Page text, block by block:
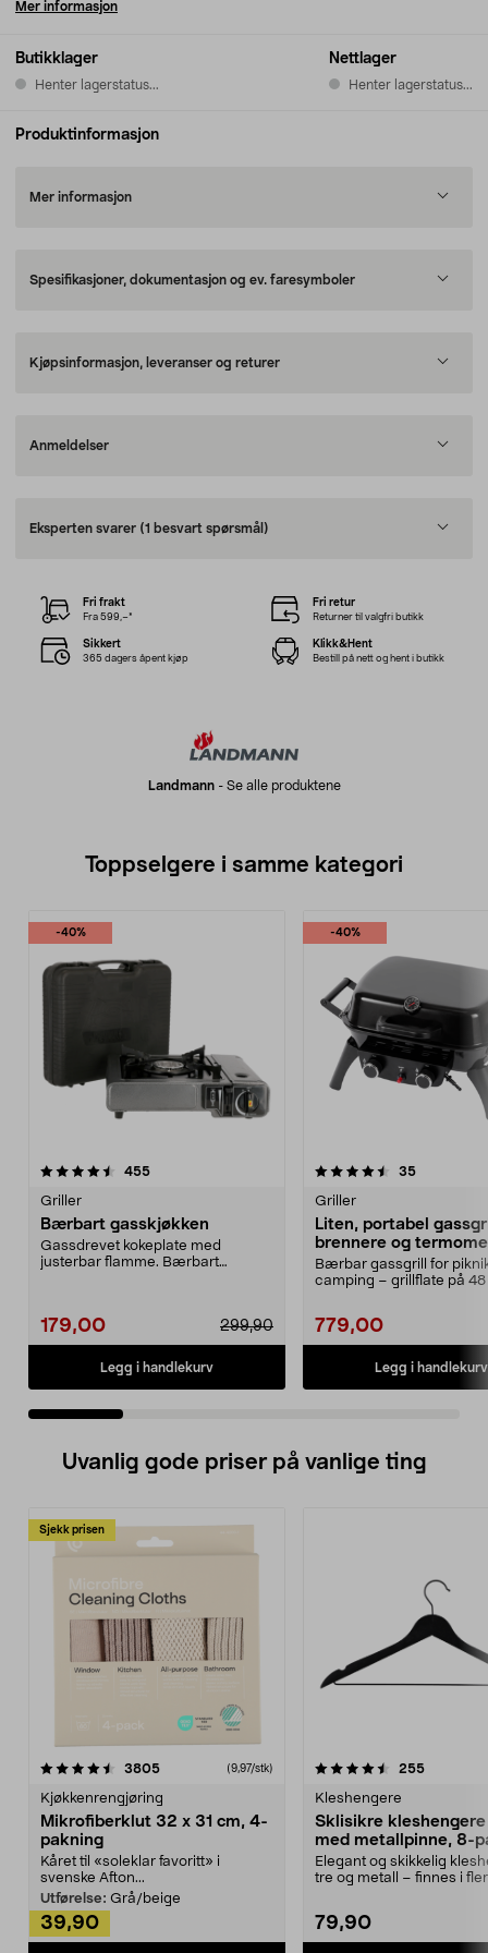
Butikklager
Henter lagerstatus...
Nettlager
Henter lagerstatus...
Mer informasjon
Produktinformasjon
Mer informasjon
Spesifikasjoner, dokumentasjon og ev. faresymboler
Kjøpsinformasjon, leveranser og returer
Anmeldelser
Eksperten svarer (1 besvart spørsmål)
Landmann- Se alle produktene
Fri frakt
Fra 599,–*
Fri retur
Returner til valgfri butikk
Sikkert
365 dagers åpent kjøp
Klikk&Hent
Bestill på nett og hent i butikk
Toppselgere i samme kategori
-40%
455anmeldelser
Griller
Bærbart gasskjøkken
Gassdrevet kokeplate med
justerbar flamme. Bærbart
179,00 299,90
Legg i handlekurv
-40%
4.5 av 5 stjerner 35
Griller
Liten, portabel
brennere og
Bærbar gassgrill for
camping – grillflate på 48
779,00
Legg i handlekurv
4.5 av 5 stjerner
Uvanlig gode priser på vanlige ting
Sjekk prisen
3805anmeldelser(9,97/stk)
Kjøkkenrengjøring
Mikrofiberklut 32 x 31 cm, 4-
pakning
Kåret til «soleklar favoritt» i
svenske Afton...
Utførelse: Grå/beige
39,90
4.5av 5 stjerner 255
Kleshengere
Sklisikre
med metallpinne, 8-
Elegant og skikkelig
tre og metall – finnes i
79,90
4.5av 5 stjerner